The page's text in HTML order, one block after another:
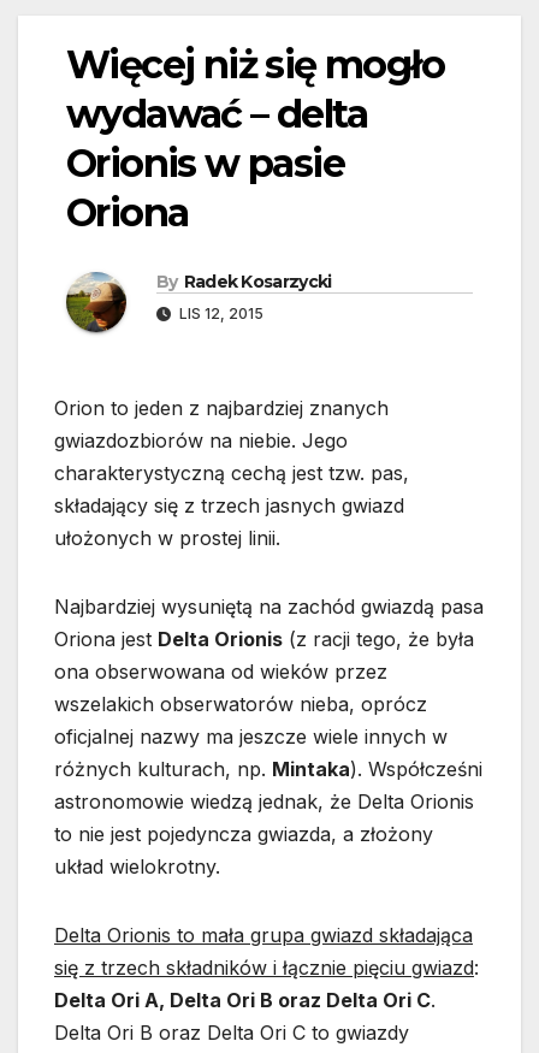
Więcej niż się mogło
wydawać – delta
Orionis w pasie
Oriona
By Radek Kosarzycki
LIS 12, 2015
Orion to jeden z najbardziej znanych
gwiazdozbiorów na niebie. Jego
charakterystyczną cechą jest tzw. pas,
składający się z trzech jasnych gwiazd
ułożonych w prostej linii.
Najbardziej wysuniętą na zachód gwiazdą pasa
Oriona jest Delta Orionis (z racji tego, że była
ona obserwowana od wieków przez
wszelakich obserwatorów nieba, oprócz
oficjalnej nazwy ma jeszcze wiele innych w
różnych kulturach, np. Mintaka). Współcześni
astronomowie wiedzą jednak, że Delta Orionis
to nie jest pojedyncza gwiazda, a złożony
układ wielokrotny.
Delta Orionis to mała grupa gwiazd składająca
się z trzech składników i łącznie pięciu gwiazd:
Delta Ori A, Delta Ori B oraz Delta Ori C.
Delta Ori B oraz Delta Ori C to gwiazdy